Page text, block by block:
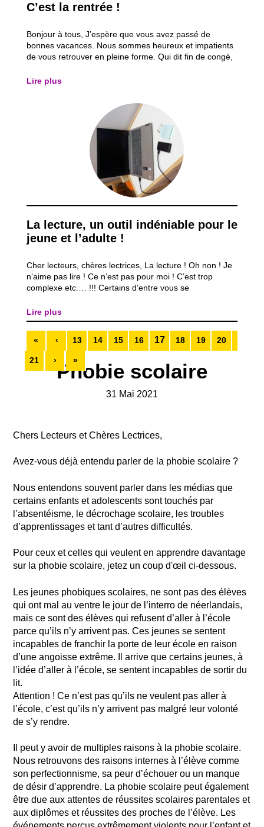
Phobie scolaire
31 Mai 2021
Chers Lecteurs et Chères Lectrices,
Avez-vous déjà entendu parler de la phobie scolaire ?
Nous entendons souvent parler dans les médias que
certains enfants et adolescents sont touchés par
l’absentéisme, le décrochage scolaire, les troubles
d’apprentissages et tant d’autres difficultés.
Pour ceux et celles qui veulent en apprendre davantage
sur la phobie scolaire, jetez un coup d'œil ci-dessous.
Les jeunes phobiques scolaires, ne sont pas des élèves
qui ont mal au ventre le jour de l’interro de néerlandais,
mais ce sont des élèves qui refusent d’aller à l’école
parce qu’ils n’y arrivent pas. Ces jeunes se sentent
incapables de franchir la porte de leur école en raison
d’une angoisse extrême. Il arrive que certains jeunes, à
l’idée d’aller à l’école, se sentent incapables de sortir du
lit.
Attention ! Ce n’est pas qu’ils ne veulent pas aller à
l’école, c’est qu’ils n’y arrivent pas malgré leur volonté
de s’y rendre.
Il peut y avoir de multiples raisons à la phobie scolaire.
Nous retrouvons des raisons internes à l’élève comme
son perfectionnisme, sa peur d’échouer ou un manque
de désir d’apprendre. La phobie scolaire peut également
être due aux attentes de réussites scolaires parentales et
aux diplômes et réussites des proches de l’élève. Les
C’est la rentrée !
Bonjour à tous, J’espère que vous avez passé de
bonnes vacances. Nous sommes heureux et impatients
de vous retrouver en pleine forme. Qui dit fin de congé,
qui vont avec ! Petit rappel concernant les inscriptions
Lire plus
La lecture, un outil indéniable pour le
jeune et l’adulte !
Cher lecteurs, chères lectrices, La lecture ! Oh non ! Je
n’aime pas lire ! Ce n’est pas pour moi ! C’est trop
complexe etc.… !!! Certains d’entre vous se
que nos jeunes en parlent ! On à l’impression qu’il y a
comme une distance et pourtant...
Lire plus
« ‹ 13 14 15 16 17 18 19 20
21 › »